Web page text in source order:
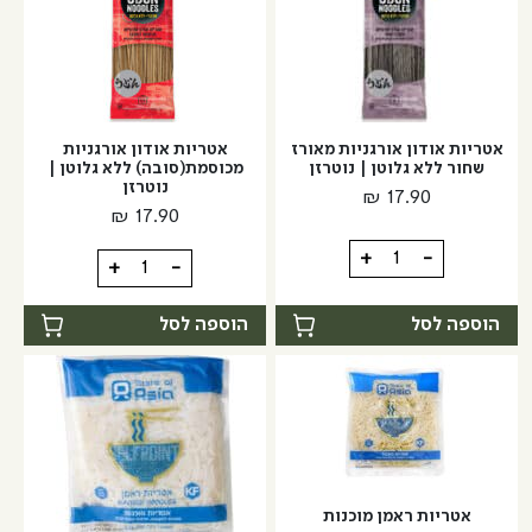
גרם
חום
ללא
גלוטן
אטריות אודון אורגניות מאורז
שחור ללא גלוטן | נוטרזן
₪ 17.90
-
כמות
של
אטריות
אורגניות
מאורז
שחור
ללא
|
+
הוספה לסל
אטריות אודון אורגניות
מכוסמת(סובה) ללא גלוטן |
נוטרזן
₪ 17.90
-
כמות
של
אטריות
אודון
אורגניות
מכוסמת(סובה)
ללא
גלוטן
|
נוטרזן
+
הוספה לסל
אטריות ראמן מוכנות